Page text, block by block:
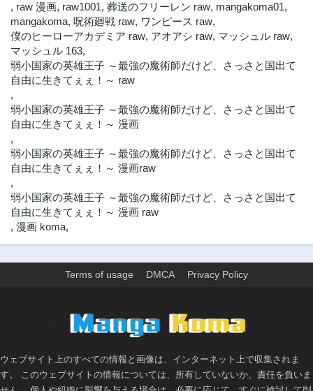
, raw 漫画, raw1001, 葬送のフリーレン raw, mangakoma01,
mangakoma, 呪術廻戦 raw, ワンピース raw,
僕のヒーローアカデミア raw, アオアシ raw, マッシュル raw,
マッシュル 163,
弱小国家の英雄王子 ～最強の魔術師だけど、さっさと国出て
自由に生きてぇぇ！～ raw
,
弱小国家の英雄王子 ～最強の魔術師だけど、さっさと国出て
自由に生きてぇぇ！～ 漫画
,
弱小国家の英雄王子 ～最強の魔術師だけど、さっさと国出て
自由に生きてぇぇ！～ 漫画raw
,
弱小国家の英雄王子 ～最強の魔術師だけど、さっさと国出て
自由に生きてぇぇ！～ 漫画 raw
, 漫画 koma,
Terms of usage DMCA Privacy Policy
ウェブサイト上のすべての情報と画像は、インターネット上で収集されま
す。 このウェブサイトの情報については、所有していないか、責任を負いま